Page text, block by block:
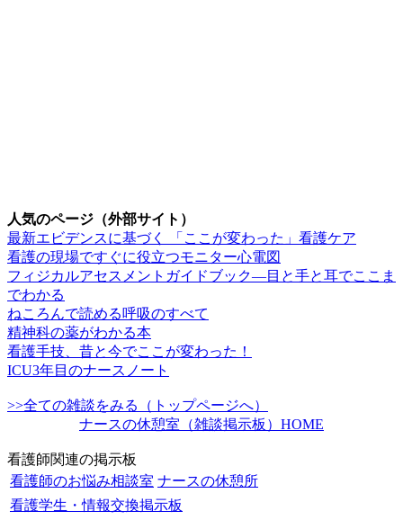
人気のページ（外部サイト）
最新エビデンスに基づく 「ここが変わった」看護ケア
看護の現場ですぐに役立つモニター心電図
フィジカルアセスメントガイドブック―目と手と耳でここま
でわかる
ねころんで読める呼吸のすべて
精神科の薬がわかる本
看護手技、昔と今でここが変わった！
ICU3年目のナースノート
>>全ての雑談をみる（トップページへ）
ナースの休憩室（雑談掲示板）HOME
看護師関連の掲示板
看護師のお悩み相談室 ナースの休憩所
看護学生・情報交換掲示板